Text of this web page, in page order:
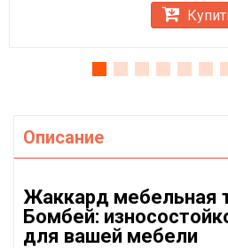
Описание
Жаккард мебельная
Бомбей:
для вашей мебели